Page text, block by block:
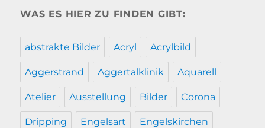
WAS ES HIER ZU FINDEN GIBT:
abstrakte Bilder Acryl Acrylbild
Aggerstrand Aggertalklinik Aquarell
Atelier Ausstellung Bilder Corona
Dripping Engelsart Engelskirchen